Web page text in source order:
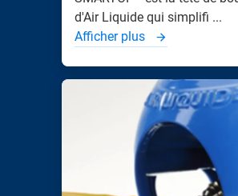
d'Air Liquide qui simplifi ...
Afficher plus